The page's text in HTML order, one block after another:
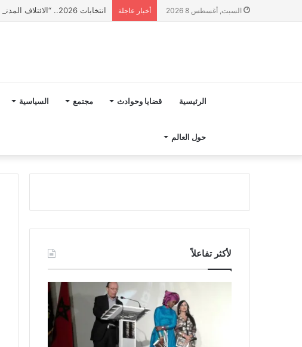
السبت, أغسطس 8 2026 أخبار عاجلة انتخابات 2026.. “الائتلاف المدني من أجل الجبل” يرفع عشرة مطالب أمام الأحزاب لإنصاف المناطق الجبلية
الرئيسية قضايا وحوادث مجتمع السياسية
حول العالم
لأكثر تفاعلاً